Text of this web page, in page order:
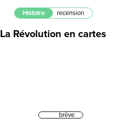
Histoire recension
La Révolution en cartes
brève